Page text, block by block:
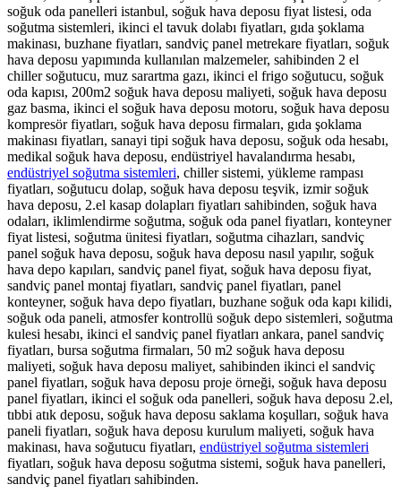
soğuk oda panelleri istanbul, soğuk hava deposu fiyat listesi, oda
soğutma sistemleri, ikinci el tavuk dolabı fiyatları, gıda şoklama
makinası, buzhane fiyatları, sandviç panel metrekare fiyatları, soğuk
hava deposu yapımında kullanılan malzemeler, sahibinden 2 el
chiller soğutucu, muz sarartma gazı, ikinci el frigo soğutucu, soğuk
oda kapısı, 200m2 soğuk hava deposu maliyeti, soğuk hava deposu
gaz basma, ikinci el soğuk hava deposu motoru, soğuk hava deposu
kompresör fiyatları, soğuk hava deposu firmaları, gıda şoklama
makinası fiyatları, sanayi tipi soğuk hava deposu, soğuk oda hesabı,
medikal soğuk hava deposu, endüstriyel havalandırma hesabı,
endüstriyel soğutma sistemleri, chiller sistemi, yükleme rampası
fiyatları, soğutucu dolap, soğuk hava deposu teşvik, izmir soğuk
hava deposu, 2.el kasap dolapları fiyatları sahibinden, soğuk hava
odaları, iklimlendirme soğutma, soğuk oda panel fiyatları, konteyner
fiyat listesi, soğutma ünitesi fiyatları, soğutma cihazları, sandviç
panel soğuk hava deposu, soğuk hava deposu nasıl yapılır, soğuk
hava depo kapıları, sandviç panel fiyat, soğuk hava deposu fiyat,
sandviç panel montaj fiyatları, sandviç panel fiyatları, panel
konteyner, soğuk hava depo fiyatları, buzhane soğuk oda kapı kilidi,
soğuk oda paneli, atmosfer kontrollü soğuk depo sistemleri, soğutma
kulesi hesabı, ikinci el sandviç panel fiyatları ankara, panel sandviç
fiyatları, bursa soğutma firmaları, 50 m2 soğuk hava deposu
maliyeti, soğuk hava deposu maliyet, sahibinden ikinci el sandviç
panel fiyatları, soğuk hava deposu proje örneği, soğuk hava deposu
panel fiyatları, ikinci el soğuk oda panelleri, soğuk hava deposu 2.el,
tıbbi atık deposu, soğuk hava deposu saklama koşulları, soğuk hava
paneli fiyatları, soğuk hava deposu kurulum maliyeti, soğuk hava
makinası, hava soğutucu fiyatları, endüstriyel soğutma sistemleri
fiyatları, soğuk hava deposu soğutma sistemi, soğuk hava panelleri,
sandviç panel fiyatları sahibinden.